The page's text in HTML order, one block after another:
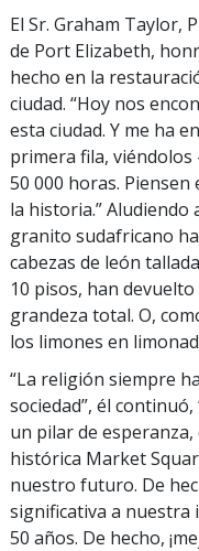
El Sr. Graham Taylor,
de Port Elizabeth,
hecho en la
ciudad. “Hoy nos
esta ciudad. Y me ha
primera fila,
50 000 horas.
la historia.” Aludiendo
granito sudafricano
cabezas de león
10 pisos, han
grandeza total. O,
los limones en
“La religión siempre
sociedad”, él
un pilar de
histórica Market
nuestro futuro. De
significativa a nuestra
50 años. De hecho,